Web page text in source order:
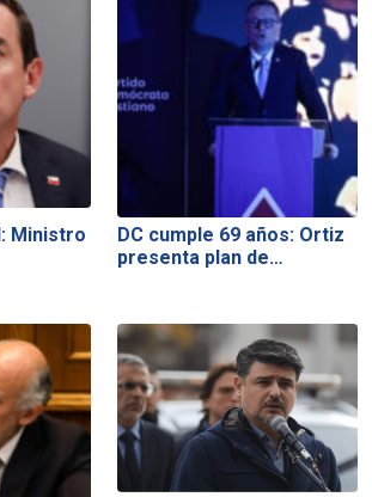
Ministro
DC cumple 69 años: Ortiz
presenta plan de…